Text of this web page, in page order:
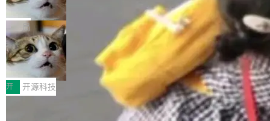
（<a href="https://bugzilla.mozilla.org/show_
bug.cgi?id=204...
orkers 跑了十年 Isolate。用 CEO Matthew Pri
nce 的话说：「我们一生都在用 Isolate 运行代
码，而 AI Agent 不需要容器，它们需要的是 Iso
late。」 容器为什么不合适 容器的问题在于启动
和销毁都太重了。一个 Agent 要执行的任务可能
只需要几毫秒的 CPU 时间，但容器从冷启动到
就绪要花数秒。如果未来有十...
诉讼，称“Apple is getting this wron
g”
上个月，苹果一纸诉状把 OpenAI 告上法庭，指
控其挖角苹果前员工并窃取商业秘密。苹果的诉
状把 OpenAI 描述成一个系统性地从前东家挖
人、套取机密信息的对手。 OpenAI 没发律师
函，也没选择庭外沉默。它在官网贴了一篇博
文，标题只有六个字：Apple is getting this wro
ng。 然后，它把邮件往来和 iMessage 聊天记
录全贴了出来。 他发错人了 苹果外部律师 Gabr
局
HUAWEI MatePad Edge上架WorkBu
ddy鸿蒙PC版，说话就能干活的AI办公
搭子
全能AI工作台WorkBuddy鸿蒙PC版上架HUAWE
I MatePad Edge应用市场，直接下载即可使
用，与鸿蒙电脑上的体验一致。值得一提的是，
这是目前市面上唯一支持平板接入WorkBuddy P
开 开源科技
FFmpeg 9.0 发布：代号“Lei”，以此纪